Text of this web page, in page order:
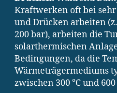
Kraftwerken oft bei
und Drücken arbeiten
200 bar), arbeiten die
solarthermischen
Bedingungen, da die
Wärmeträgermediums
zwischen 300 °C und 600